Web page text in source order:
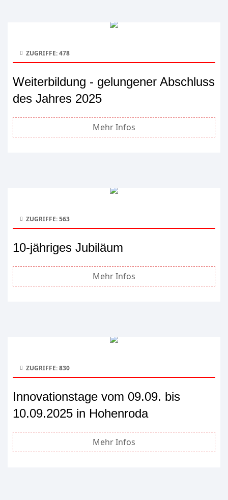
ZUGRIFFE: 478
Weiterbildung - gelungener Abschluss
des Jahres 2025
Mehr Infos
ZUGRIFFE: 563
10-jähriges Jubiläum
Mehr Infos
ZUGRIFFE: 830
Innovationstage vom 09.09. bis
10.09.2025 in Hohenroda
Mehr Infos